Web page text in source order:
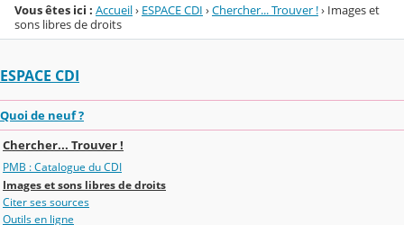
Vous êtes ici : Accueil› ESPACE CDI ›Chercher... Trouver !› Images et
sons libres de droits
ESPACE CDI
Quoi de neuf ?
Chercher... Trouver !
PMB : Catalogue du CDI
Images et sons libres de droits
Citer ses sources
Outils en ligne